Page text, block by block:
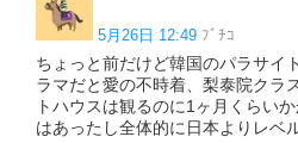
5月26日 12:49 ﾌﾞﾁｺ
ちょっと前だけど韓国のパラサイ
ラマだと愛の不時着、梨泰院クラ
トハウスは観るのに1ヶ月くらい
はあったし全体的に日本よりレベ